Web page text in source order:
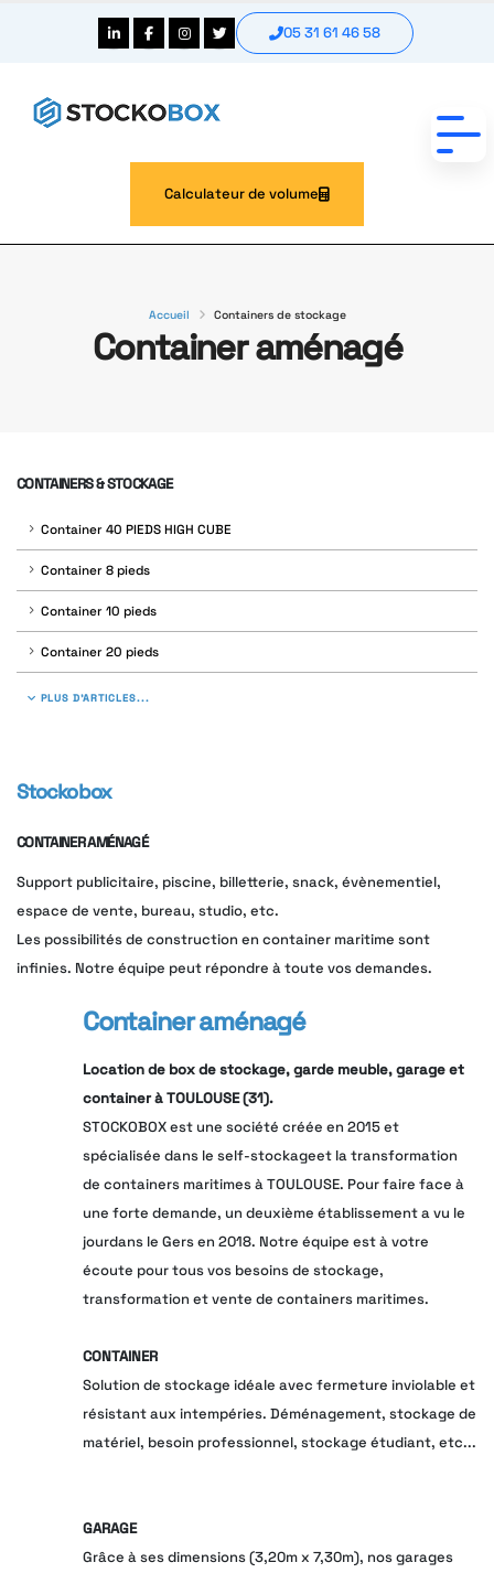
05 31 61 46 58
Calculateur de volume
Container aménagé
Accueil Containers de stockage
CONTAINERS & STOCKAGE
Container 40 PIEDS HIGH CUBE
Container 8 pieds
Container 10 pieds
Container 20 pieds
PLUS D'ARTICLES...
Stockobox
CONTAINER AMÉNAGÉ
Support publicitaire, piscine, billetterie, snack, évènementiel,
espace de vente, bureau, studio, etc.
Les possibilités de construction en container maritime sont
infinies. Notre équipe peut répondre à toute vos demandes.
Container aménagé
Location de box de stockage, garde meuble, garage et
container à TOULOUSE (31).
STOCKOBOX est une société créée en 2015 et
spécialisée dans le self-stockageet la transformation
de containers maritimes à TOULOUSE. Pour faire face à
une forte demande, un deuxième établissement a vu le
jourdans le Gers en 2018. Notre équipe est à votre
écoute pour tous vos besoins de stockage,
transformation et vente de containers maritimes.
CONTAINER
Solution de stockage idéale avec fermeture inviolable et
résistant aux intempéries. Déménagement, stockage de
matériel, besoin professionnel, stockage étudiant, etc...
GARAGE
Grâce à ses dimensions (3,20m x 7,30m), nos garages